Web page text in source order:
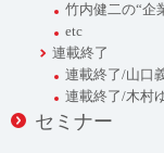
竹内健二の“企
etc
連載終了
連載終了/山口
連載終了/木村
セミナー